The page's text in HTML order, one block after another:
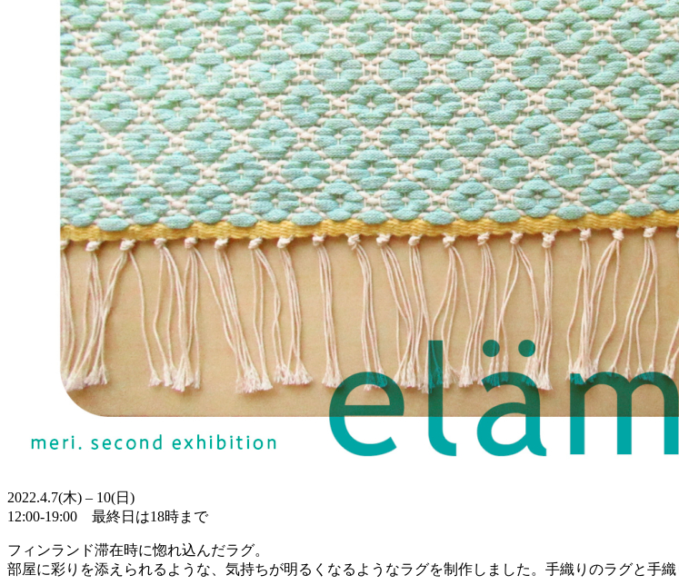
2022.4.7(木) – 10(日)
12:00-19:00 最終日は18時まで
フィンランド滞在時に惚れ込んだラグ。
部屋に彩りを添えられるような、気持ちが明るくなるようなラグを制作しました。手織りのラグと手